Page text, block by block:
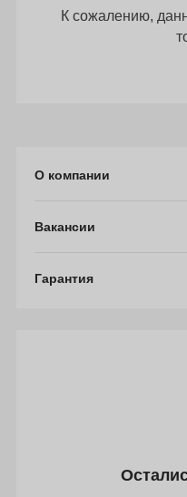
К сожалению,
О компании
Вакансии
Гарантия